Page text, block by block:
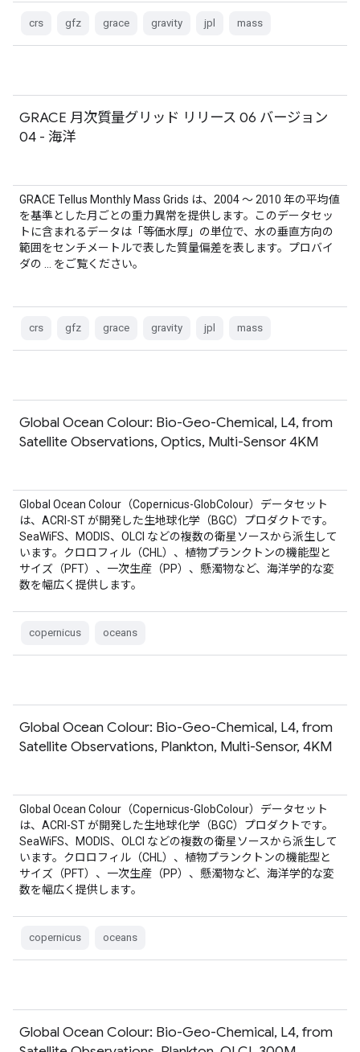
crs gfz grace gravity jpl mass
GRACE 月次質量グリッド リリース 06 バージョン
04 - 海洋
GRACE Tellus Monthly Mass Grids は、2004 ～ 2010 年の平均値
を基準とした月ごとの重力異常を提供します。このデータセッ
トに含まれるデータは「等価水厚」の単位で、水の垂直方向の
範囲をセンチメートルで表した質量偏差を表します。プロバイ
ダの … をご覧ください。
crs gfz grace gravity jpl mass
Global Ocean Colour: Bio-Geo-Chemical, L4, from
Satellite Observations, Optics, Multi-Sensor 4KM
Global Ocean Colour（Copernicus-GlobColour）データセット
は、ACRI-ST が開発した生地球化学（BGC）プロダクトです。
SeaWiFS、MODIS、OLCI などの複数の衛星ソースから派生して
います。クロロフィル（CHL）、植物プランクトンの機能型と
サイズ（PFT）、一次生産（PP）、懸濁物など、海洋学的な変
数を幅広く提供します。
copernicus oceans
Global Ocean Colour: Bio-Geo-Chemical, L4, from
Satellite Observations, Plankton, Multi-Sensor, 4KM
Global Ocean Colour（Copernicus-GlobColour）データセット
は、ACRI-ST が開発した生地球化学（BGC）プロダクトです。
SeaWiFS、MODIS、OLCI などの複数の衛星ソースから派生して
います。クロロフィル（CHL）、植物プランクトンの機能型と
サイズ（PFT）、一次生産（PP）、懸濁物など、海洋学的な変
数を幅広く提供します。
copernicus oceans
Global Ocean Colour: Bio-Geo-Chemical, L4, from